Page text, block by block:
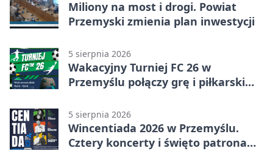
Miliony na most i drogi. Powiat
Przemyski zmienia plan inwestycji
5 sierpnia 2026
Wakacyjny Turniej FC 26 w
Przemyślu połączy grę i piłkarski
5 sierpnia 2026
Wincentiada 2026 w Przemyślu.
Cztery koncerty i święto patrona